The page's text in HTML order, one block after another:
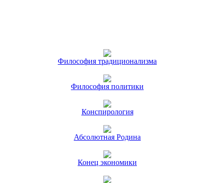
Философия традиционализма
Философия политики
Конспирология
Абсолютная Родина
Конец экономики